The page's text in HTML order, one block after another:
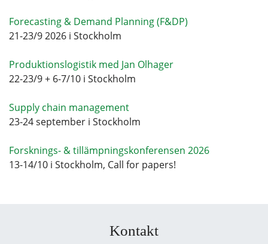
Forecasting & Demand Planning (F&DP)
21-23/9 2026 i Stockholm
Produktionslogistik med Jan Olhager
22-23/9 + 6-7/10 i Stockholm
Supply chain management
23-24 september i Stockholm
Forsknings- & tillämpningskonferensen 2026
13-14/10 i Stockholm, Call for papers!
Kontakt